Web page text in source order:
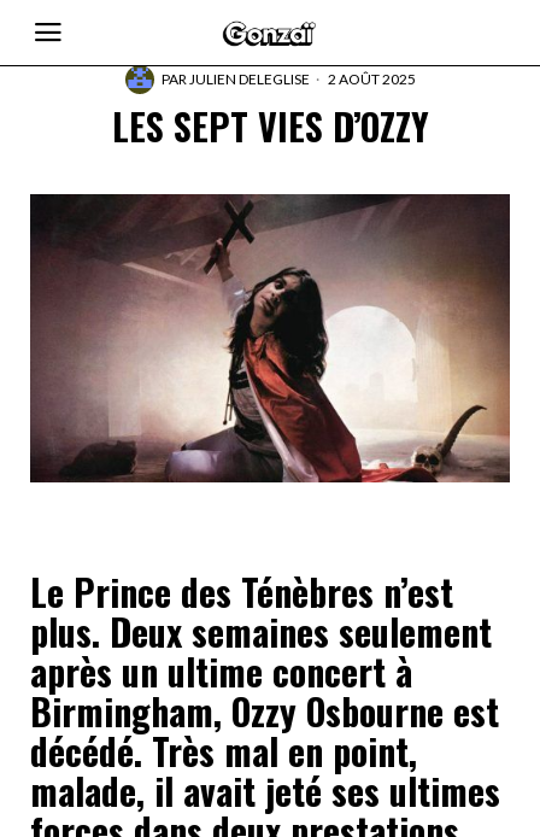
PARJULIEN DELEGLISE 2 AOÛT 2025
LES SEPT VIES D’OZZY
Le Prince des Ténèbres n’est
plus. Deux semaines seulement
après un ultime concert à
Birmingham, Ozzy Osbourne est
décédé. Très mal en point,
malade, il avait jeté ses ultimes